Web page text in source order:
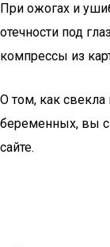
При ожогах и
отечности под
компрессы из
О том, как
беременных, вы
сайте.